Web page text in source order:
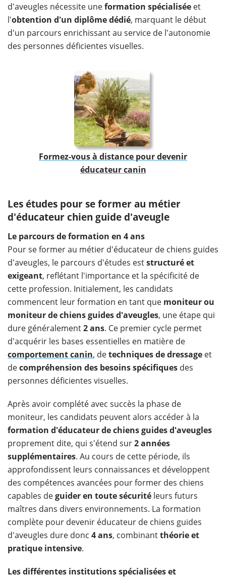
d'aveugles nécessite uneformation spécialisée et
l'obtention d'un diplôme dédié, marquant le début
d'un parcours enrichissant au service de l'autonomie
des personnes déficientes visuelles.
Formez-vous à distance pour devenir
éducateur canin
Les études pour se former au métier
d'éducateur chien guide d'aveugle
Le parcours de formation en 4 ans
Pour se former au métier d'éducateur de chiens guides
d'aveugles, le parcours d'études eststructuré et
exigeant, reflétant l'importance et la spécificité de
cette profession. Initialement, les candidats
commencent leur formation en tant que moniteur ou
moniteur de chiens guides d'aveugles, une étape qui
dure généralement2 ans. Ce premier cycle permet
d'acquérir les bases essentielles en matière de
comportement canin, detechniques de dressage et
decompréhension des besoins spécifiques des
personnes déficientes visuelles.
Après avoir complété avec succès la phase de
moniteur, les candidats peuvent alors accéder à la
formation d'éducateur de chiens guides d'aveugles
proprement dite, qui s'étend sur2 années
supplémentaires. Au cours de cette période, ils
approfondissent leurs connaissances et développent
des compétences avancées pour former des chiens
capables deguider en toute sécurité leurs futurs
maîtres dans divers environnements. La formation
complète pour devenir éducateur de chiens guides
d'aveugles dure donc 4 ans, combinantthéorie et
pratique intensive.
Les différentes institutions spécialisées et